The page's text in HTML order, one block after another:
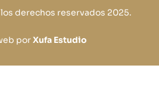
los derechos reservados 2025.
porXufa Estudio